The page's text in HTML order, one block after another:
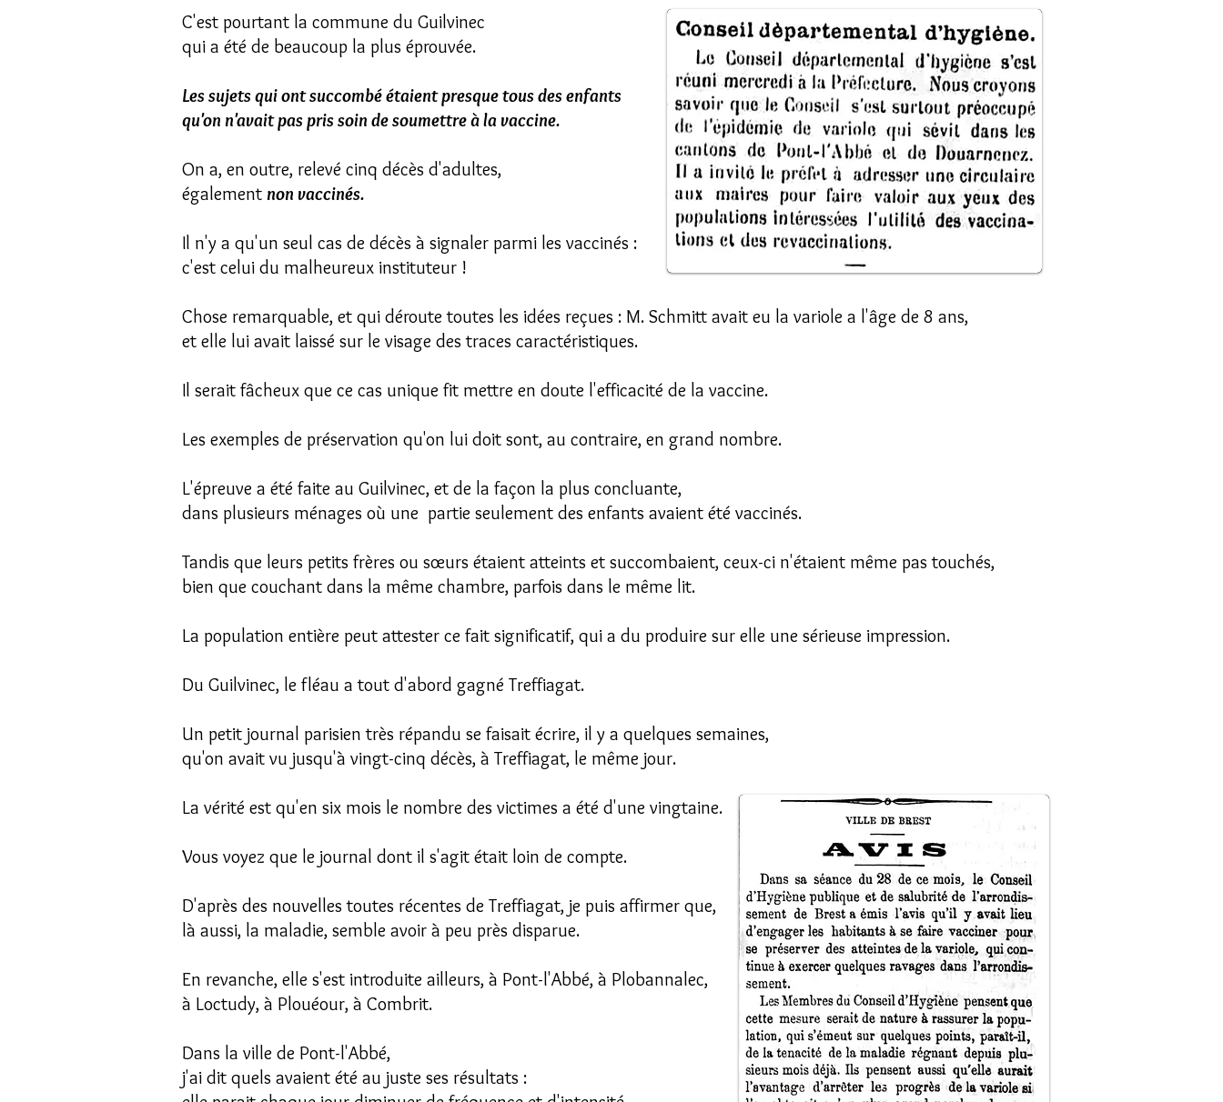
C'est pourtant la commune du Guilvinec
qui a été de beaucoup la plus éprouvée.
Les sujets qui ont succombé étaient presque tous des enfants
qu'on n'avait pas pris soin de soumettre à la vaccine.
On a, en outre, relevé cinq décès d'adultes,
également non vaccinés.
Il n'y a qu'un seul cas de décès à signaler parmi les vaccinés :
c'est celui du malheureux instituteur !
Chose remarquable, et qui déroute toutes les idées reçues : M. Schmitt avait eu la variole a l'âge de 8 ans,
et elle lui avait laissé sur le visage des traces caractéristiques.
Il serait fâcheux que ce cas unique fit mettre en doute l'efficacité de la vaccine.
Les exemples de préservation qu'on lui doit sont, au contraire, en grand nombre.
L'épreuve a été faite au Guilvinec, et de la façon la plus concluante,
dans plusieurs ménages où une partie seulement des enfants avaient été vaccinés.
Tandis que leurs petits frères ou sœurs étaient atteints et succombaient, ceux-ci n'étaient même pas touchés,
bien que couchant dans la même chambre, parfois dans le même lit.
La population entière peut attester ce fait significatif, qui a du produire sur elle une sérieuse impression.
Du Guilvinec, le fléau a tout d'abord gagné Treffiagat.
Un petit journal parisien très répandu se faisait écrire, il y a quelques semaines,
qu'on avait vu jusqu'à vingt-cinq décès, à Treffiagat, le même jour.
La vérité est qu'en six mois le nombre des victimes a été d'une vingtaine.
Vous voyez que le journal dont il s'agit était loin de compte.
D'après des nouvelles toutes récentes de Treffiagat, je puis affirmer que,
là aussi, la maladie, semble avoir à peu près disparue.
En revanche, elle s'est introduite ailleurs, à Pont-l'Abbé, à Plobannalec,
à Loctudy, à Plouéour, à Combrit.
Dans la ville de Pont-l'Abbé,
j'ai dit quels avaient été au juste ses résultats :